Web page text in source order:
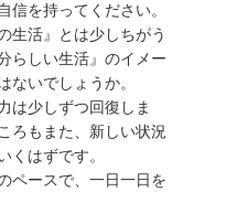
信を持ってください。
生活』とは少しちがう
らしい生活』のイメー
ないでしょうか。
は少しずつ回復しま
ろもまた、新しい状況
くはずです。
ペースで、一日一日を